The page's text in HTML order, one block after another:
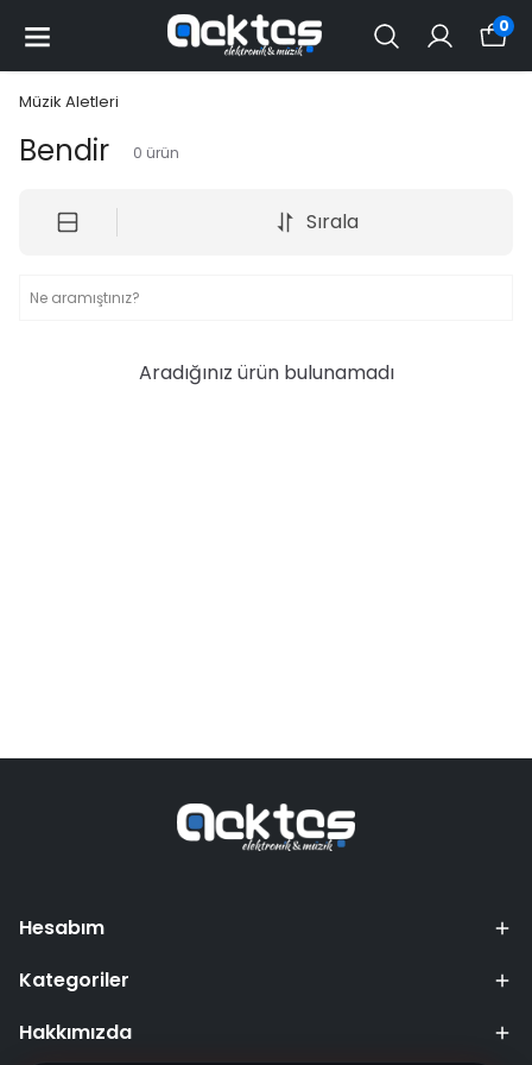
0
Müzik Aletleri
Bendir 0 ürün
Sırala
Aradığınız ürün bulunamadı
Hesabım
Kategoriler
Hakkımızda